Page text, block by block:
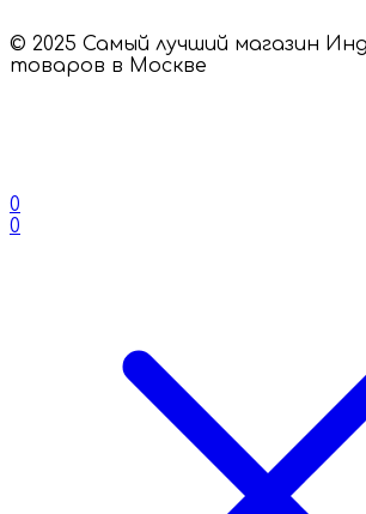
© 2025 Самый лучший магазин
товаров в Москве
0
0